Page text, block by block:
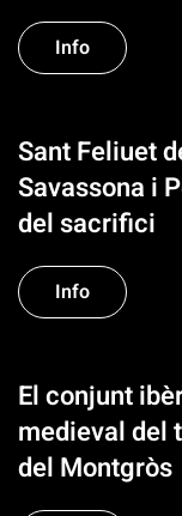
Info
Sant Feliuet
Savassona i
del sacrifici
Info
El conjunt
medieval del
del Montgròs